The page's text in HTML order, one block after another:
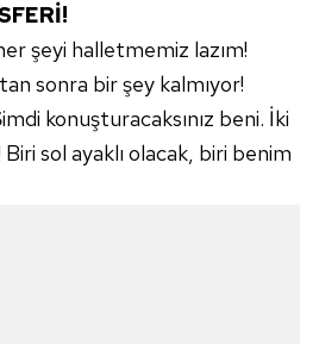
şeyi halletmemiz lazım!
sonra bir şey kalmıyor!
konuşturacaksınız beni. İki
sol ayaklı olacak, biri benim